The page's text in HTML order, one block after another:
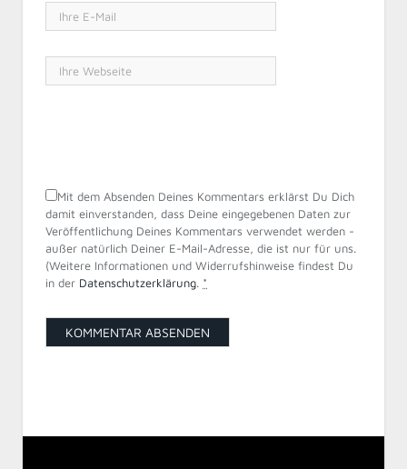
Mit dem Absenden Deines Kommentars erklärst Du Dich
damit einverstanden, dass Deine eingegebenen Daten zur
Veröffentlichung Deines Kommentars verwendet werden -
außer natürlich Deiner E-Mail-Adresse, die ist nur für uns.
(Weitere Informationen und Widerrufshinweise findest Du
in der Datenschutzerklärung. *